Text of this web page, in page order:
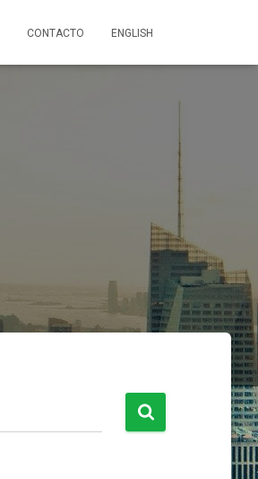
CONTACTO ENGLISH